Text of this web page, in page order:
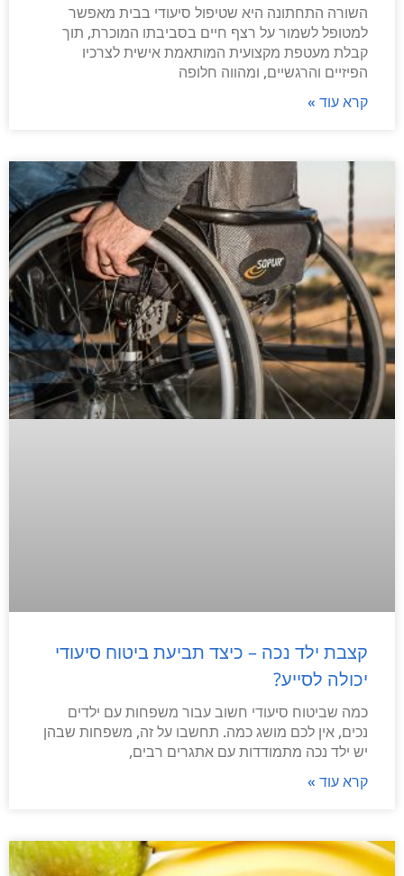
השורה התחתונה היא שטיפול סיעודי בבית מאפשר
למטופל לשמור על רצף חיים בסביבתו המוכרת, תוך
קבלת מעטפת מקצועית המותאמת אישית לצרכיו
הפיזיים והרגשיים, ומהווה חלופה
קרא עוד »
קצבת ילד נכה – כיצד תביעת ביטוח סיעודי
יכולה לסייע?
כמה שביטוח סיעודי חשוב עבור משפחות עם ילדים
נכים, אין לכם מושג כמה. תחשבו על זה, משפחות שבהן
יש ילד נכה מתמודדות עם אתגרים רבים,
קרא עוד »